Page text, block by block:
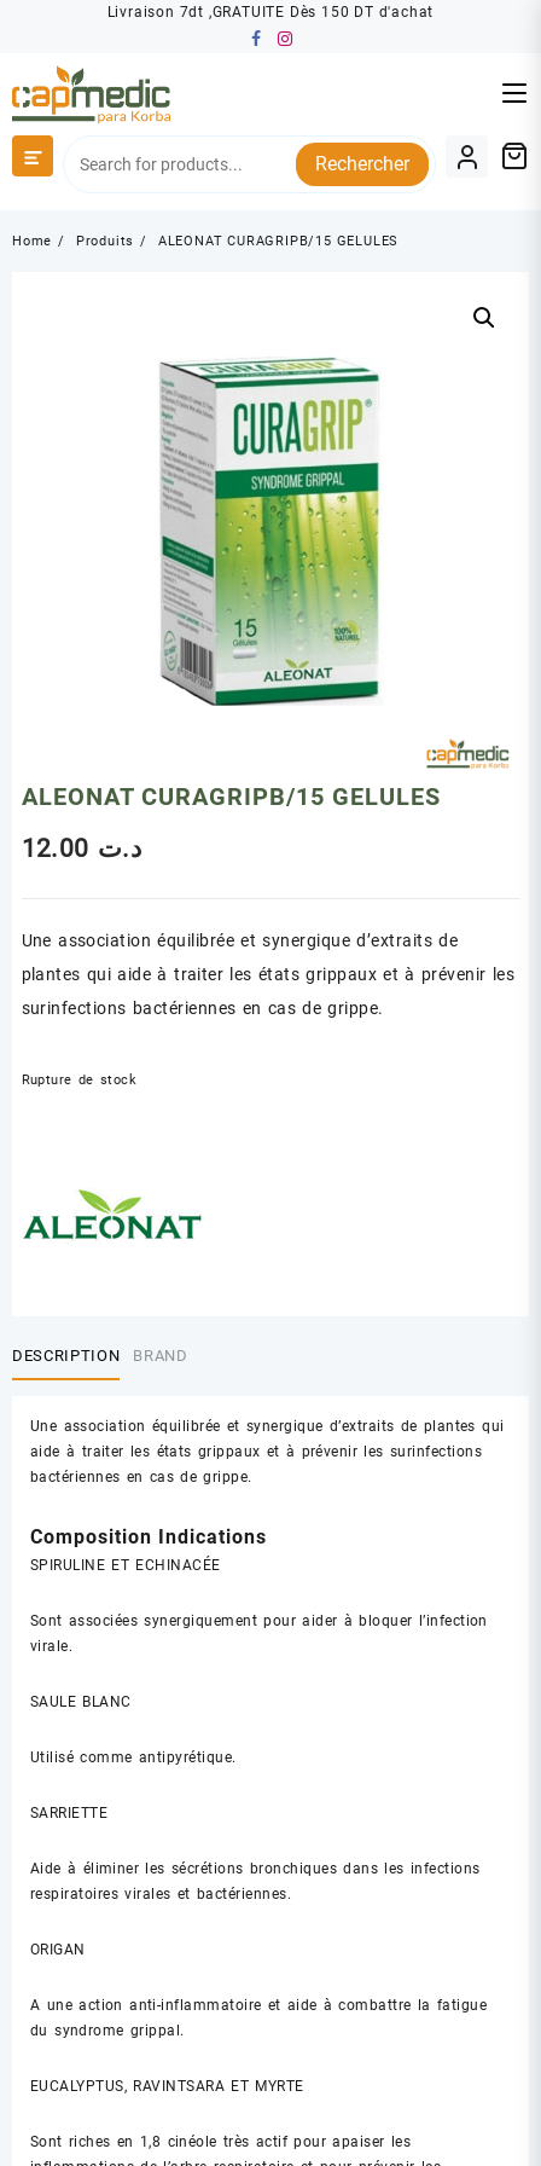
Livraison 7dt ,GRATUITE Dès 150 DT d'achat
Rechercher
Home Produits ALEONAT CURAGRIPB/15 GELULES
ALEONAT CURAGRIPB/15 GELULES
د.ت
Une association équilibrée et synergique d’extraits de
plantes qui aide à traiter les états grippaux et à prévenir les
surinfections bactériennes en cas de grippe.
Rupture de stock
DESCRIPTION BRAND
Une association équilibrée et synergique d’extraits de plantes qui
aide à traiter les états grippaux et à prévenir les surinfections
bactériennes en cas de grippe.
Composition Indications
SPIRULINE ET ECHINACÉE
Sont associées synergiquement pour aider à bloquer l’infection
virale.
SAULE BLANC
Utilisé comme antipyrétique.
SARRIETTE
Aide à éliminer les sécrétions bronchiques dans les infections
respiratoires virales et bactériennes.
ORIGAN
A une action anti-inflammatoire et aide à combattre la fatigue
du syndrome grippal.
EUCALYPTUS, RAVINTSARA ET MYRTE
Sont riches en 1,8 cinéole très actif pour apaiser les